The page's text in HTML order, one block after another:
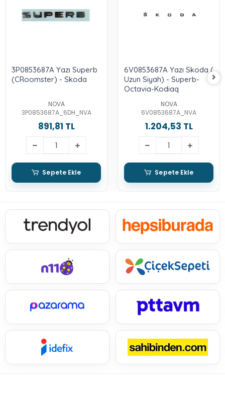
3P0853687A Yazı Superb
(CRoomster) - Skoda
NOVA
3P0853687A_6DH_NVA
891,81 TL
Sepete Ekle
6V0853687A Yazı Skoda (
Uzun Siyah) - Superb-
Octavia-Kodiaq
NOVA
6V0853687A_NVA
1.204,53 TL
Sepete Ekle